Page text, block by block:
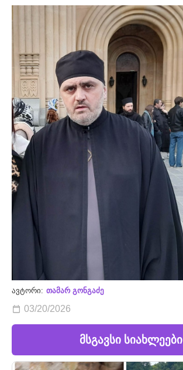
ავტორი: თამარ გონგაძე
03/20/2026
მსგავსი სიახლეები